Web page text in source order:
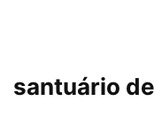
santuário